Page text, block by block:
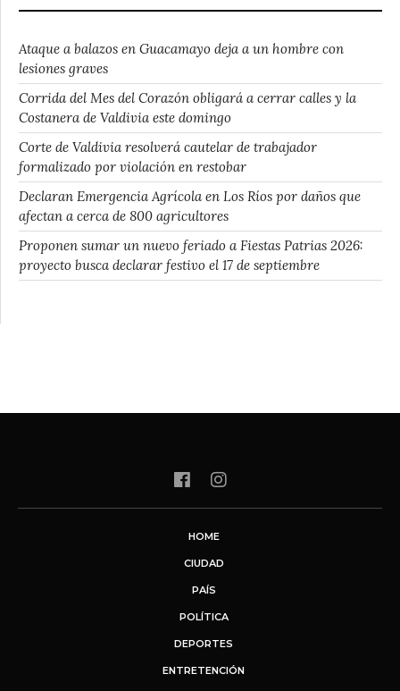
Ataque a balazos en Guacamayo deja a un hombre con
lesiones graves
Corrida del Mes del Corazón obligará a cerrar calles y la
Costanera de Valdivia este domingo
Corte de Valdivia resolverá cautelar de trabajador
formalizado por violación en restobar
Declaran Emergencia Agrícola en Los Ríos por daños que
afectan a cerca de 800 agricultores
Proponen sumar un nuevo feriado a Fiestas Patrias 2026:
proyecto busca declarar festivo el 17 de septiembre
HOME
CIUDAD
PAÍS
POLÍTICA
DEPORTES
ENTRETENCIÓN